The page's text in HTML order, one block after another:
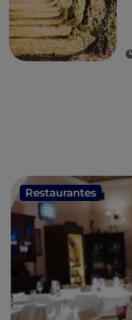
Restaurantes